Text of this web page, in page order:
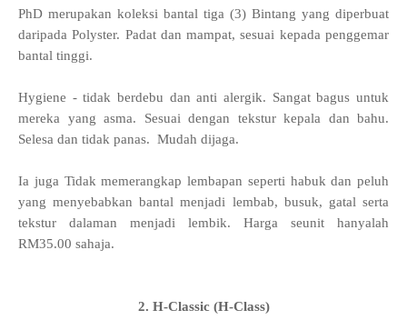
PhD merupakan koleksi bantal tiga (3) Bintang yang diperbuat
daripada Polyster. Padat dan mampat, sesuai kepada penggemar
bantal tinggi.
Hygiene - tidak berdebu dan anti alergik. Sangat bagus untuk
mereka yang asma. Sesuai dengan tekstur kepala dan bahu.
Selesa dan tidak panas. Mudah dijaga.
Ia juga Tidak memerangkap lembapan seperti habuk dan peluh
yang menyebabkan bantal menjadi lembab, busuk, gatal serta
tekstur dalaman menjadi lembik. Harga seunit hanyalah
RM35.00 sahaja.
2. H-Classic (H-Class)